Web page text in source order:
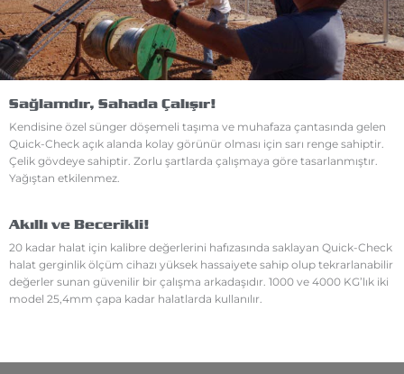
Sağlamdır, Sahada Çalışır!
Kendisine özel sünger döşemeli taşıma ve muhafaza çantasında gelen
Quick-Check açık alanda kolay görünür olması için sarı renge sahiptir.
Çelik gövdeye sahiptir. Zorlu şartlarda çalışmaya göre tasarlanmıştır.
Yağıştan etkilenmez.
Akıllı ve Becerikli!
20 kadar halat için kalibre değerlerini hafızasında saklayan Quick-Check
halat gerginlik ölçüm cihazı yüksek hassaiyete sahip olup tekrarlanabilir
değerler sunan güvenilir bir çalışma arkadaşıdır. 1000 ve 4000 KG’lık iki
model 25,4mm çapa kadar halatlarda kullanılır.